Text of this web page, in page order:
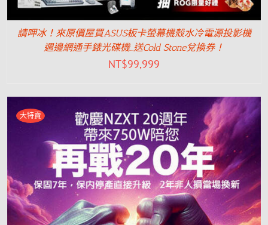
請呷冰！來原價屋買ASUS板卡螢幕機殼水冷電源投影機
週邊網通手錶光碟機…送Cold Stone兌換券！
NT$99,999
大特賣